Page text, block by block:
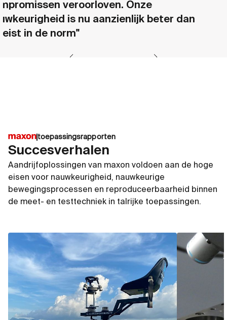
veroorloven. Onze
is nu aanzienlijk beter dan
in de norm"
toepassingsrapporten
Succesverhalen
Aandrijfoplossingen van maxon voldoen aan de hoge
eisen voor nauwkeurigheid, nauwkeurige
bewegingsprocessen en reproduceerbaarheid binnen
de meet- en testtechniek in talrijke toepassingen.